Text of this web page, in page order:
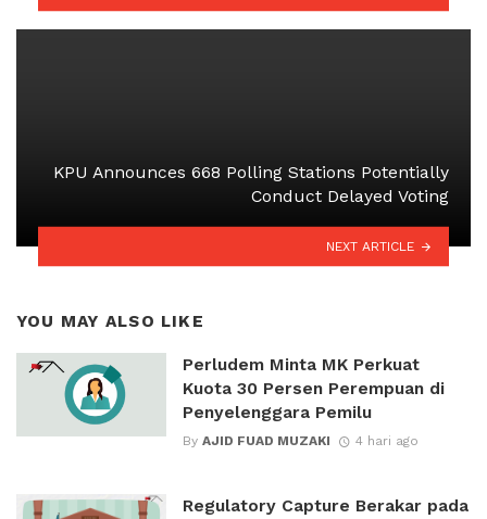
KPU Announces 668 Polling Stations Potentially
Conduct Delayed Voting
NEXT ARTICLE
YOU MAY ALSO LIKE
Perludem Minta MK Perkuat
Kuota 30 Persen Perempuan di
Penyelenggara Pemilu
By AJID FUAD MUZAKI 4 hari ago
Regulatory Capture Berakar pada